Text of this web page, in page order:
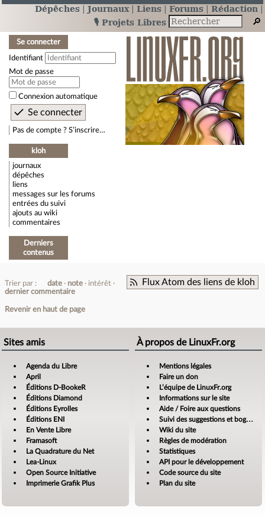
Dépêches Journaux Liens Forums
Rédaction
🎙️ Projets Libres
Se connecter
Identifiant
Mot de passe
Connexion automatique
Pas de compte ? S’inscrire…
kloh
journaux
dépêches
liens
messages sur les forums
entrées du suivi
ajouts au wiki
commentaires
Derniers
contenus
Flux Atom des liens de kloh
Trier par : date note
intérêt
dernier commentaire
Revenir en haut de page
Sites amis
Agenda du Libre
April
Éditions D-BookeR
Éditions Diamond
Éditions Eyrolles
Éditions ENI
En Vente Libre
Framasoft
La Quadrature du Net
Lea-Linux
Open Source Initiative
Imprimerie Grafik Plus
À propos de LinuxFr.org
Mentions légales
Faire un don
L’équipe de LinuxFr.org
Informations sur le site
Aide / Foire aux questions
Suivi des suggestions et bogues
Wiki du site
Règles de modération
Statistiques
API pour le développement
Code source du site
Plan du site